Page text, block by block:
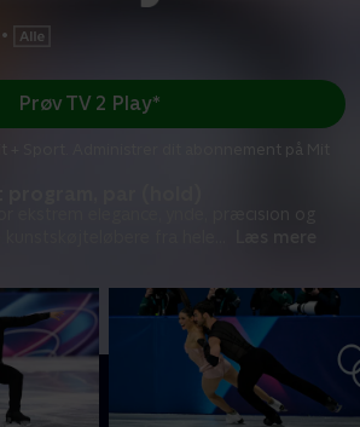
•
Prøv TV 2 Play*
+ Sport. Administrer dit abonnement på Mit